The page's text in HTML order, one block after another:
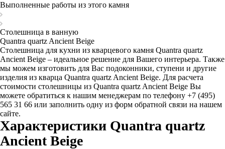
Выполненные работы из этого камня
Столешница в ванную
Quantra quartz Ancient Beige
Столешница для кухни из кварцевого камня Quantra quartz
Ancient Beige – идеальное решение для Вашего интерьера. Также
мы можем изготовить для Вас подоконники, ступени и другие
изделия из кварца Quantra quartz Ancient Beige. Для расчета
стоимости столешницы из Quantra quartz Ancient Beige Вы
можете обратиться к нашим менеджерам по телефону +7 (495)
565 31 66 или заполнить одну из форм обратной связи на нашем
сайте.
Характеристики Quantra quartz
Ancient Beige